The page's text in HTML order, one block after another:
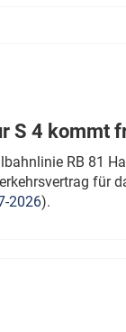
S 4 kommt
RB 81
für
2026).